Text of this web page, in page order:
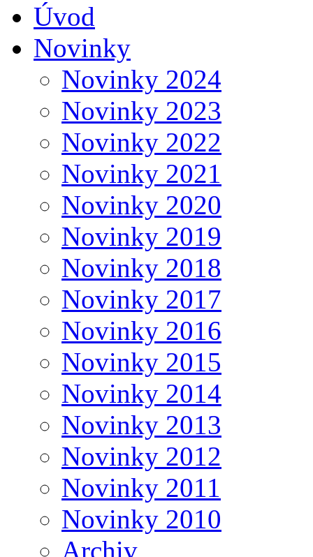
Úvod
Novinky
Novinky 2024
Novinky 2023
Novinky 2022
Novinky 2021
Novinky 2020
Novinky 2019
Novinky 2018
Novinky 2017
Novinky 2016
Novinky 2015
Novinky 2014
Novinky 2013
Novinky 2012
Novinky 2011
Novinky 2010
Archiv